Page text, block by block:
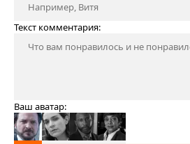
Текст комментария:
Ваш аватар: